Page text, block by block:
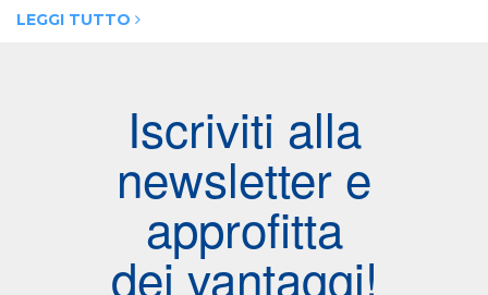
LEGGI TUTTO
Iscriviti alla
newsletter e
approfitta
dei vantaggi!